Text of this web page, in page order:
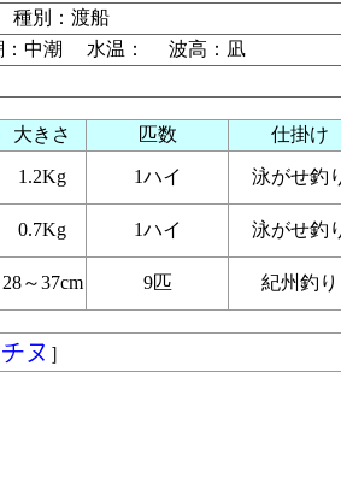
種別：渡船
中潮 水温： 波高：凪
大きさ 匹数 仕掛け
1.2Kg 1ハイ 泳がせ釣
0.7Kg 1ハイ 泳がせ釣
28～37cm 9匹 紀州釣り
チヌ ］